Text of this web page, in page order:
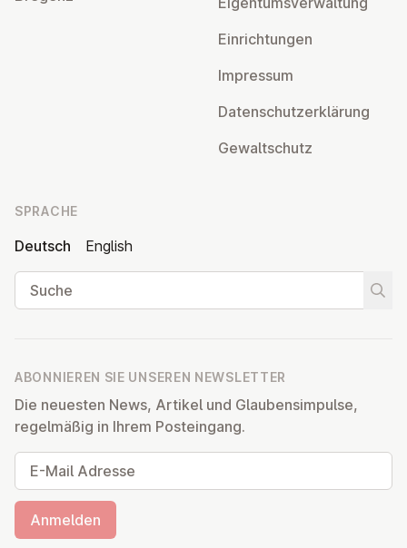
Ein­rich­tun­gen
Impressum
Da­ten­schutz­er­klä­rung
Ge­walt­schutz
SPRACHE
Deutsch
English
Suche
ABONNIEREN SIE UNSEREN NEWSLETTER
Die neuesten News, Artikel und Glaubensimpulse,
regelmäßig in Ihrem Posteingang.
E-Mail Adresse
Anmelden